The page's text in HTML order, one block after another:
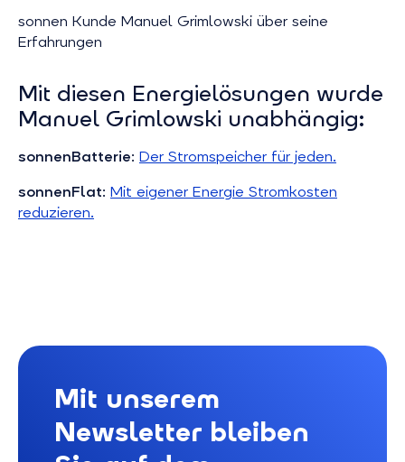
sonnen Kunde Manuel Grimlowski über seine
Erfahrungen
Mit diesen Energielösungen wurde
Manuel Grimlowski unabhängig:
sonnenBatterie: Der Stromspeicher für jeden.
sonnenFlat: Mit eigener Energie Stromkosten
reduzieren.
Mit unserem
Newsletter bleiben